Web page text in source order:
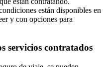
están disponibles en
y con opciones para
servicios contratados